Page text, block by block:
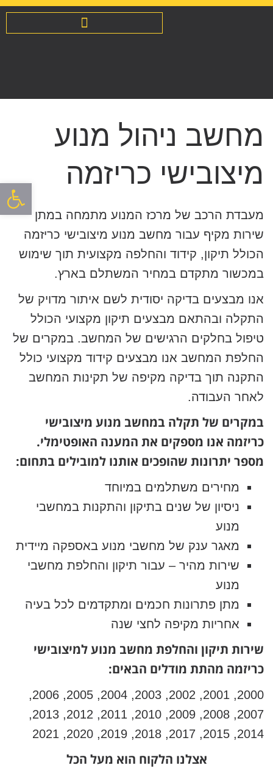
פתח
מחשב ניהול מנוע
מיצובישי כריזמה
מעבדת הרכב של מרכז המנוע מתמחה במתן
שירות מקיף עבור מחשב מנוע מיצובישי כריזמה
הכולל תיקון, קידוד והחלפה מקצועית תוך שימוש
במכשור מתקדם במחיר המשתלם בארץ.
אנו מבצעים בדיקה יסודית לשם איתור מדויק של
התקלה ובהתאם מבצעים תיקון מקצועי הכולל
טיפול בחלקים הרגישים של המחשב. במקרים של
החלפת המחשב אנו מבצעים קידוד מקצועי כולל
התקנה תוך בדיקה מקיפה של תקינות המחשב
לאחר העבודה.
במקרים של תקלה במחשב מנוע מיצובישי
כריזמה אנו מספקים את המענה האופטימלי.
מספר יתרונות שהופכים אותנו למובילים בתחום:
מחירים משתלמים במיוחד
ניסיון של שנים בתיקון והתקנות במחשבי
מנוע
מאגר ענק של מחשבי מנוע באספקה מיידית
שירות מהיר – עבור תיקון והחלפת מחשבי
מנוע
מתן פתרונות חכמים ומתקדמים לכל בעיה
אחריות מקיפה לחצי שנה
שירות תיקון והחלפת מחשב מנוע למיצובישי
כריזמה מהתת מודלים הבאים:
2000, 2001, 2002, 2003, 2004, 2005, 2006,
2007, 2008, 2009, 2010, 2011, 2012, 2013,
2014, 2015, 2017, 2018, 2019, 2020, 2021
אצלנו הלקוח הוא מעל הכל